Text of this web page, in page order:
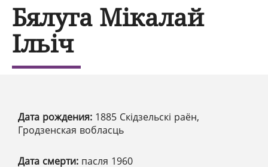
Бялуга Мікалай
Ільіч
Дата рождения: 1885 Скідзельскі раён,
Гродзенская вобласць
Дата смерти: пасля 1960